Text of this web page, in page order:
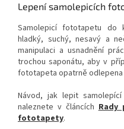
Lepení samolepicích
Samolepicí fototapetu do
hladký, suchý, nesavý a
manipulaci a usnadnění
trochou saponátu, aby v
fototapeta opatrně odlepena
Návod, jak lepit
naleznete v článcíchRady
fototapety.